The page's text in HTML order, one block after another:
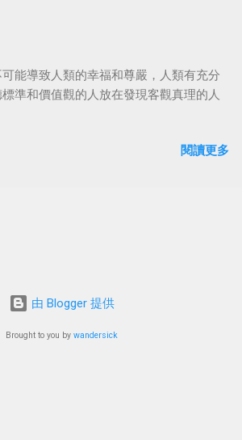
可能導致人類的幸福和尊嚴，人類有充分
準和價值觀的人放在發現客觀真理的人
閱讀更多
由 Blogger 提供
Brought to you by wandersick